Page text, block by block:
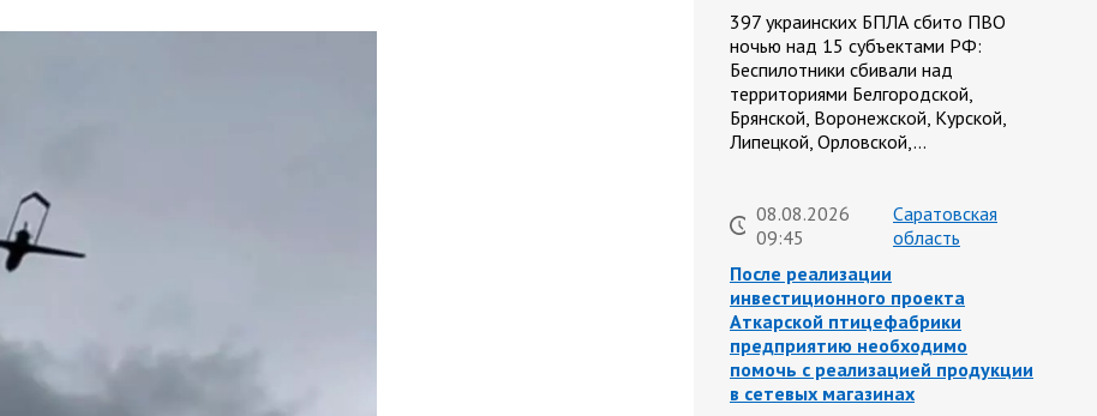
397 украинских БПЛА сбито ПВО
ночью над 15 субъектами РФ:
Беспилотники сбивали над
территориями Белгородской,
Брянской, Воронежской, Курской,
Липецкой, Орловской,…
08.08.2026
09:45
Саратовская
область
После реализации
инвестиционного проекта
Аткарской птицефабрики
предприятию необходимо
помочь с реализацией продукции
в сетевых магазинах